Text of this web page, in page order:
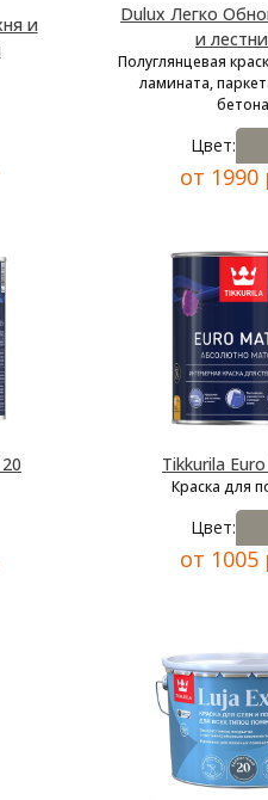
и
Dulux Легко
и
Полуглянцевая
ламината,
бетона
Цвет:
от 1990
Tikkurila
Краска для
Цвет:
от 1005